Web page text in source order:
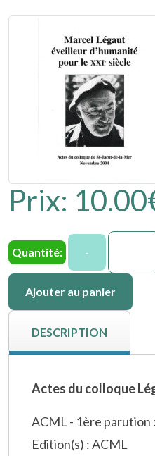
Prix:
Quantité: -
Ajouter au panier
DESCRIPTION
Actes du colloque
ACML - 1ère parution
Edition(s) : ACML